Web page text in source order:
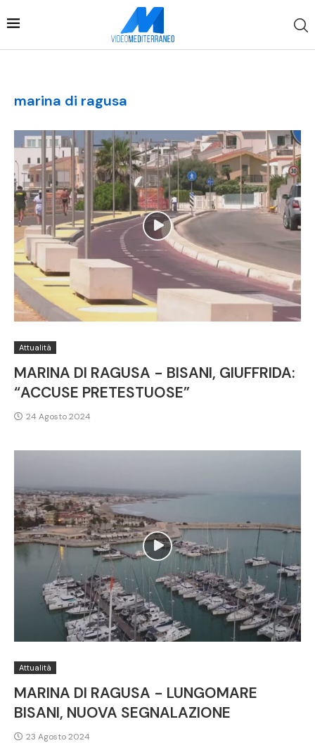
marina di ragusa
Attualità
MARINA DI RAGUSA - BISANI, GIUFFRIDA:
“ACCUSE PRETESTUOSE”
24 Agosto 2024
Attualità
MARINA DI RAGUSA - LUNGOMARE
BISANI, NUOVA SEGNALAZIONE
23 Agosto 2024